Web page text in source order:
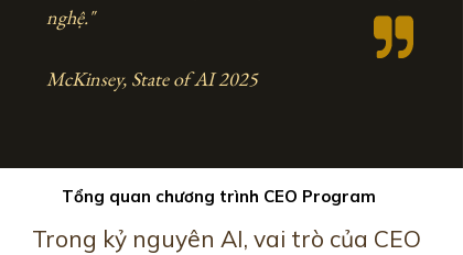
nghệ."
McKinsey, State of AI 2025
Trong kỷ nguyên AI, vai trò của CEO
Tổng quan chương trình CEO Program